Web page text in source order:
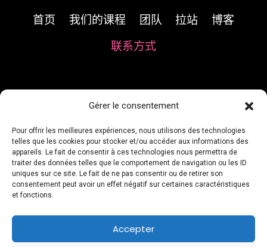
Gérer le consentement
Pour offrir les meilleures expériences, nous utilisons des technologies
telles que les cookies pour stocker et/ou accéder aux informations des
appareils. Le fait de consentir à ces technologies nous permettra de
traiter des données telles que le comportement de navigation ou les ID
uniques sur ce site. Le fait de ne pas consentir ou de retirer son
consentement peut avoir un effet négatif sur certaines caractéristiques
et fonctions.
Accepter
首页 我们的课程 团队 拉站
博客
联系方式